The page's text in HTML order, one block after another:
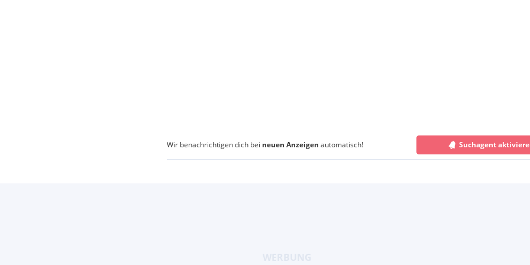
Wir benachrichtigen dich bei neuen Anzeigen automatisch! Suchagent